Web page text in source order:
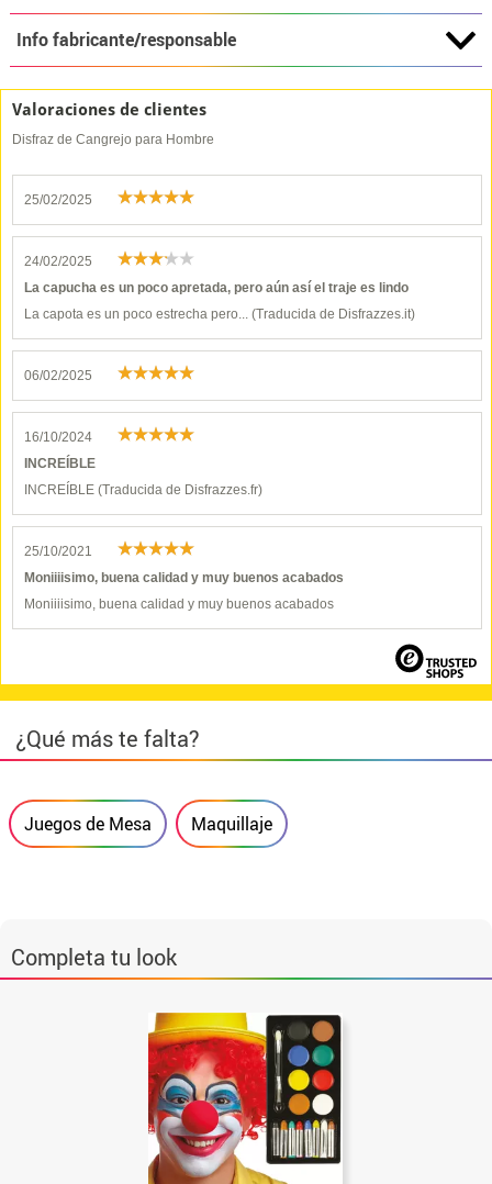
Info fabricante/responsable
Valoraciones de clientes
Disfraz de Cangrejo para Hombre
25/02/2025
24/02/2025
La capucha es un poco apretada, pero aún así el traje es lindo
La capota es un poco estrecha pero... (Traducida de Disfrazzes.it)
06/02/2025
16/10/2024
INCREÍBLE
INCREÍBLE (Traducida de Disfrazzes.fr)
25/10/2021
Moniiiisimo, buena calidad y muy buenos acabados
Moniiiisimo, buena calidad y muy buenos acabados
¿Qué más te falta?
Juegos de Mesa Maquillaje
Completa tu look